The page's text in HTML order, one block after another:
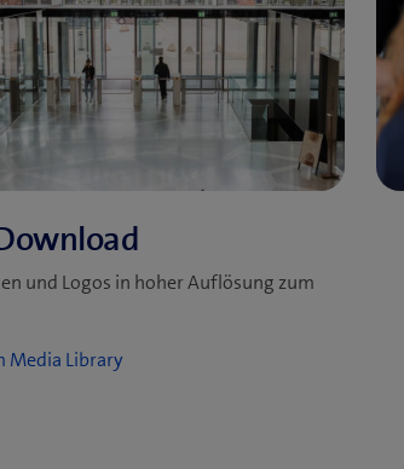
und Logos in hoher Auflösung zum